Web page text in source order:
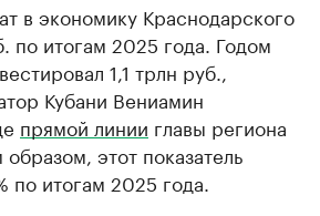
в экономику Краснодарского
по итогам 2025 года. Годом
1,1 трлн руб.,
Кубани Вениамин
прямой линии главы региона
этот показатель
по итогам 2025 года.